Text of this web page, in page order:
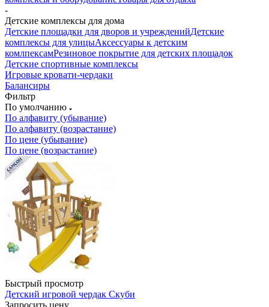
-
Детские комплексы для дома
Детские площадки для дворов и учрежденийДетские
комплексы для улицыАксессуары к детским
комлпексамРезиновое покрытие для детских площадок
Детские спортивные комплексы
Игровые кровати-чердаки
Балансиры
Фильтр
По умолчанию
По алфавиту (убывание)
По алфавиту (возрастание)
По цене (убывание)
По цене (возрастание)
Быстрый просмотр
Детский игровой чердак Скуби
Запросить цену